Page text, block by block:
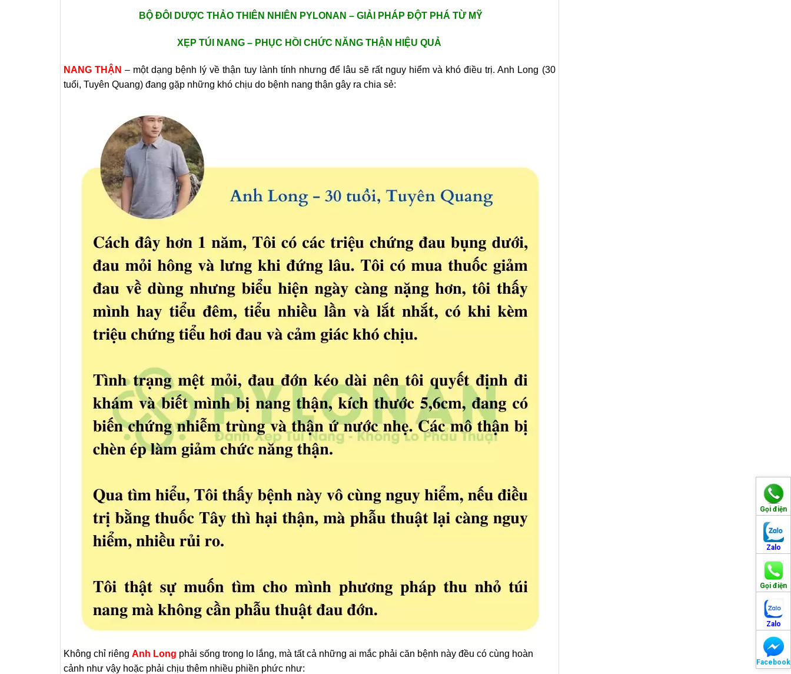
Gọi điện
Zalo
Gọi điện
Zalo
Facebook
BỘ ĐÔI DƯỢC THẢO THIÊN NHIÊN PYLONAN – GIẢI PHÁP ĐỘT PHÁ TỪ MỸ
XẸP TÚI NANG – PHỤC HỒI CHỨC NĂNG THẬN HIỆU QUẢ
NANG THẬN – một dạng bệnh lý về thận tuy lành tính nhưng để lâu sẽ rất nguy hiểm và khó điều trị. Anh Long (30
tuổi, Tuyên Quang) đang gặp những khó chịu do bệnh nang thận gây ra chia sẻ:
Không chỉ riêng Anh Long phải sống trong lo lắng, mà tất cả những ai mắc phải căn bệnh này đều có cùng hoàn
cảnh như vậy hoặc phải chịu thêm nhiều phiền phức như: